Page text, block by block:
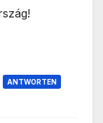
ANTWORTEN